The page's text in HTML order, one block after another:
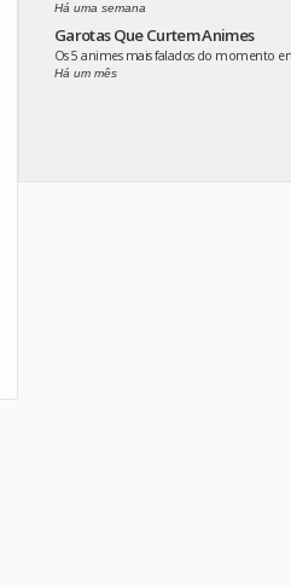
Há uma semana
Garotas Que Curtem Animes
Os 5 animes mais falados do momento
Há um mês